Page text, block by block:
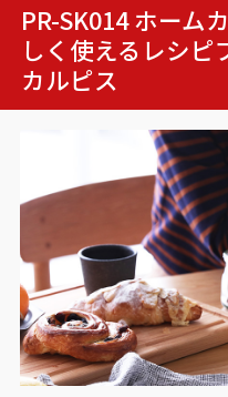
PR-SK014 ホーム
しく使えるレシピ
カルピス